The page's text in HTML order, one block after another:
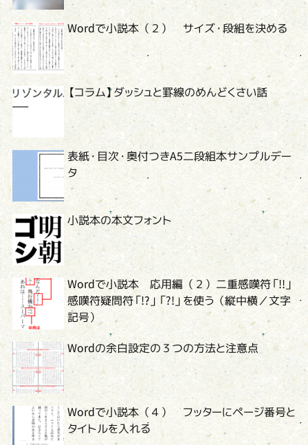
Wordで小説本（２） サイズ・段組を決める
【コラム】ダッシュと罫線のめんどくさい話
表紙・目次・奥付つきA5二段組本サンプルデー
タ
小説本の本文フォント
Wordで小説本 応用編（２）二重感嘆符「!!」
感嘆符疑問符「!?」「?!」を使う（縦中横／文字
記号）
Wordの余白設定の３つの方法と注意点
Wordで小説本（４） フッターにページ番号と
タイトルを入れる